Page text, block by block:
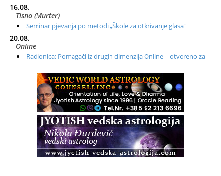
16.08.
Tisno (Murter)
Seminar pjevanja po metodi „Škole za otkrivanje glasa“
20.08.
Online
Radionica: Pomagači iz drugih dimenzija Online – otvoreno za
Zagreb+Online
Osnovni ThetaHealing® tečaj, Zagreb i Online
Access BARS®, otpusti stres
Access Energetski Facelift®